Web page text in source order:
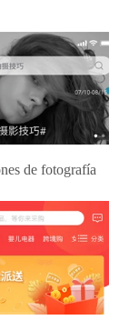
de fotografía